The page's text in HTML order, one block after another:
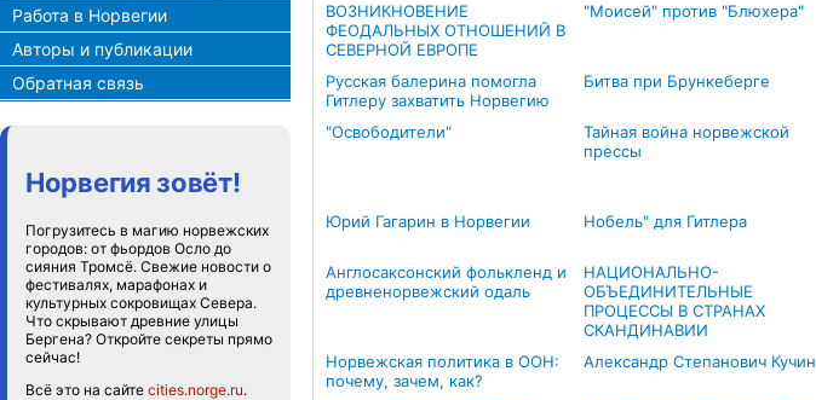
Работа в Норвегии
Авторы и публикации
Обратная связь
Норвегия зовёт!
Погрузитесь в магию норвежских
городов: от фьордов Осло до
сияния Тромсё. Свежие новости о
фестивалях, марафонах и
культурных сокровищах Севера.
Что скрывают древние улицы
Бергена? Откройте секреты прямо
сейчас!
Всё это на сайте cities.norge.ru.
ВОЗНИКНОВЕНИЕ
ФЕОДАЛЬНЫХ ОТНОШЕНИЙ В
СЕВЕРНОЙ ЕВРОПЕ
"Моисей" против "Блюхера"
Русская балерина помогла
Гитлеру захватить Норвегию
Битва при Брункеберге
"Освободители"
Тайная война норвежской
прессы
Юрий Гагарин в Норвегии Нобель" для Гитлера
Англосаксонский фолькленд и
древненорвежский одаль
НАЦИОНАЛЬНО-
ОБЪЕДИНИТЕЛЬНЫЕ
ПРОЦЕССЫ В СТРАНАХ
СКАНДИНАВИИ
Норвежская политика в ООН:
почему, зачем, как?
Александр Степанович Кучин